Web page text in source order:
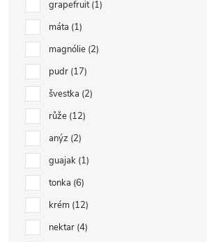
grapefruit 1
máta 1
magnólie 2
pudr 17
švestka 2
růže 12
anýz 2
guajak 1
tonka 6
krém 12
nektar 4